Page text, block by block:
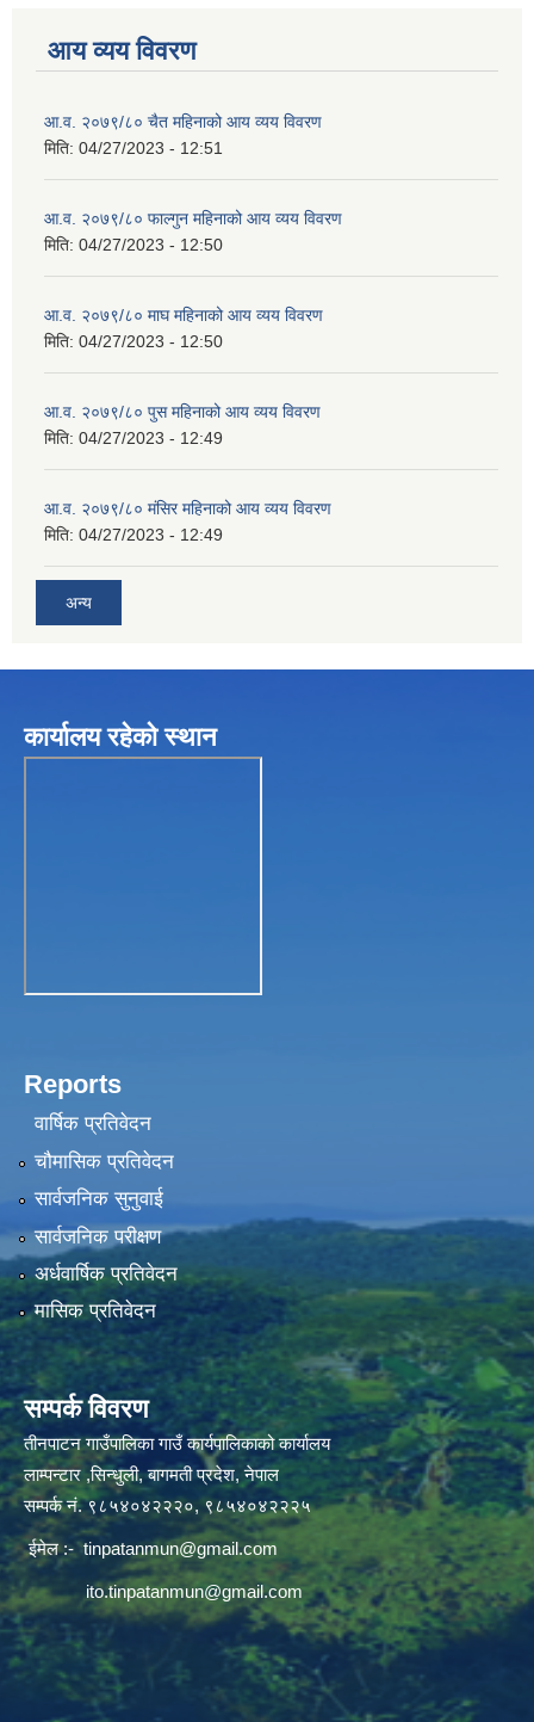
आय व्यय विवरण
आ.व. २०७९/८० चैत महिनाको आय व्यय विवरण
मिति: 04/27/2023 - 12:51
आ.व. २०७९/८० फाल्गुन महिनाको आय व्यय विवरण
मिति: 04/27/2023 - 12:50
आ.व. २०७९/८० माघ महिनाको आय व्यय विवरण
मिति: 04/27/2023 - 12:50
आ.व. २०७९/८० पुस महिनाको आय व्यय विवरण
मिति: 04/27/2023 - 12:49
आ.व. २०७९/८० मंसिर महिनाको आय व्यय विवरण
मिति: 04/27/2023 - 12:49
अन्य
कार्यालय रहेकाे स्थान
Reports
वार्षिक प्रतिवेदन
चौमासिक प्रतिवेदन
सार्वजनिक सुनुवाई
सार्वजनिक परीक्षण
अर्धवार्षिक प्रतिवेदन
मासिक प्रतिवेदन
सम्पर्क विवरण
तीनपाटन गाउँपालिका गाउँ कार्यपालिकाको कार्यालय
लाम्पन्टार ,सिन्धुली, बागमती प्रदेश, नेपाल
सम्पर्क नं. ९८५४०४२२२०, ९८५४०४२२२५
ईमेल :-tinpatanmun@gmail.com
ito.tinpatanmun@gmail.com